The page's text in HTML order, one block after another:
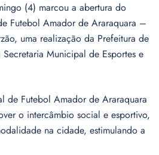
(4) marcou a abertura do
Futebol Amador de Araraquara –
uma realização da Prefeitura de
Municipal de Esportes e
de Futebol Amador de Araraquara
o intercâmbio social e esportivo,
na cidade, estimulando a